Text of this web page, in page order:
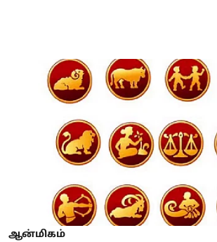
ஆன்மிகம்